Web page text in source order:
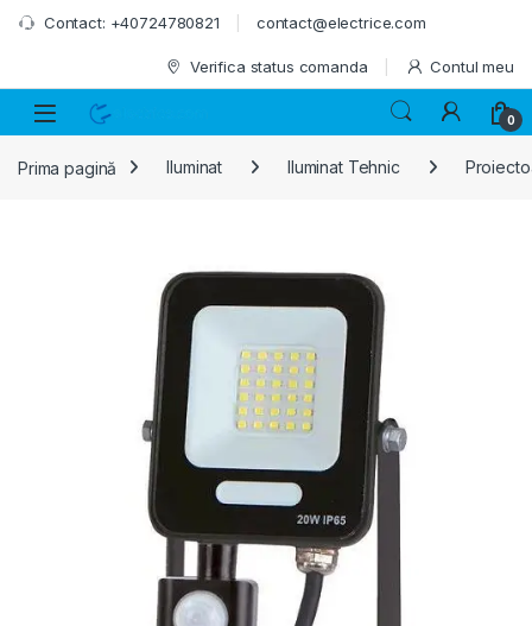
Skip to navigation
Skip to content
Contact: +40724780821 contact@electrice.com
Verifica status comanda Contul meu
0
Prima pagină Iluminat Iluminat Tehnic